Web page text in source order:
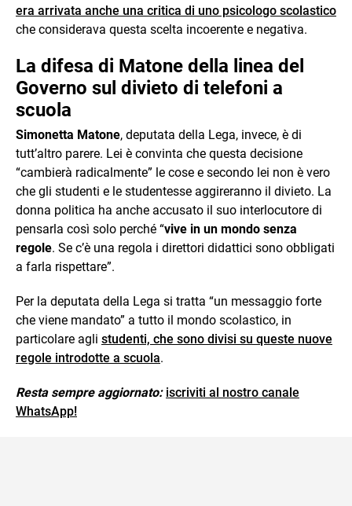
era arrivata anche una critica di uno psicologo scolastico
che considerava questa scelta incoerente e negativa.
La difesa di Matone della linea del
Governo sul divieto di telefoni a
scuola
Simonetta Matone, deputata della Lega, invece, è di
tutt’altro parere. Lei è convinta che questa decisione
“cambierà radicalmente” le cose e secondo lei non è vero
che gli studenti e le studentesse aggireranno il divieto. La
donna politica ha anche accusato il suo interlocutore di
pensarla così solo perché “vive in un mondo senza
regole. Se c’è una regola i direttori didattici sono obbligati
a farla rispettare”.
Per la deputata della Lega si tratta “un messaggio forte
che viene mandato” a tutto il mondo scolastico, in
particolare agli studenti, che sono divisi su queste nuove
regole introdotte a scuola.
Resta sempre aggiornato: iscriviti al nostro canale
WhatsApp!